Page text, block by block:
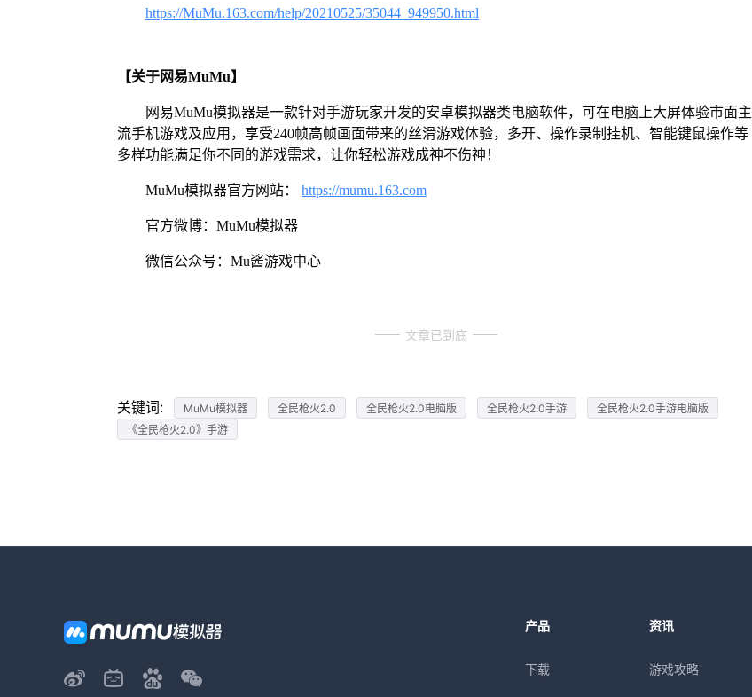
https://MuMu.163.com/help/20210525/35044_949950.html
【关于网易MuMu】
网易MuMu模拟器是一款针对手游玩家开发的安卓模拟器类电脑软件，可在电脑上大屏体验市面主
流手机游戏及应用，享受240帧高帧画面带来的丝滑游戏体验，多开、操作录制挂机、智能键鼠操作等
多样功能满足你不同的游戏需求，让你轻松游戏成神不伤神！
MuMu模拟器官方网站： https://mumu.163.com
官方微博：MuMu模拟器
微信公众号：Mu酱游戏中心
文章已到底
关键词: MuMu模拟器 全民枪火2.0 全民枪火2.0电脑版 全民枪火2.0手游
全民枪火2.0手游电脑版
《全民枪火2.0》手游
产品
下载
资讯
游戏攻略